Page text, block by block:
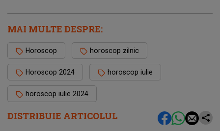
DISTRIBUIE ARTICOLUL
MAI MULTE DESPRE:
Horoscop horoscop zilnic
Horoscop 2024 horoscop iulie
horoscop iulie 2024